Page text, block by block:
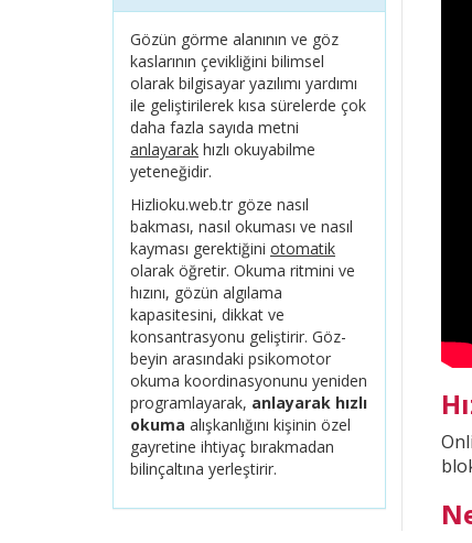
Gözün görme alanının ve göz
kaslarının çevikliğini bilimsel
olarak bilgisayar yazılımı yardımı
ile geliştirilerek kısa sürelerde çok
daha fazla sayıda metni
anlayarak hızlı okuyabilme
yeteneğidir.
Hizlioku.web.tr göze nasıl
bakması, nasıl okuması ve nasıl
kayması gerektiğini otomatik
olarak öğretir. Okuma ritmini ve
hızını, gözün algılama
kapasitesini, dikkat ve
konsantrasyonu geliştirir. Göz-
beyin arasındaki psikomotor
okuma koordinasyonunu yeniden
programlayarak, anlayarak hızlı
okuma alışkanlığını kişinin özel
gayretine ihtiyaç bırakmadan
bilinçaltına yerleştirir.